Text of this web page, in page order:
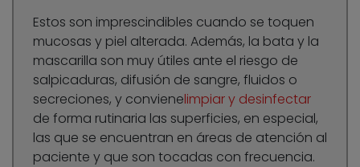
Estos son imprescindibles cuando se toquen
mucosas y piel alterada. Además, la bata y la
mascarilla son muy útiles ante el riesgo de
salpicaduras, difusión de sangre, fluidos o
secreciones, y convienelimpiar y desinfectar
de forma rutinaria las superficies, en especial,
las que se encuentran en áreas de atención al
paciente y que son tocadas con frecuencia.